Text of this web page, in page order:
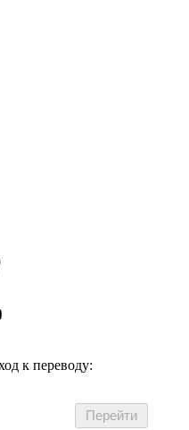
к переводу: